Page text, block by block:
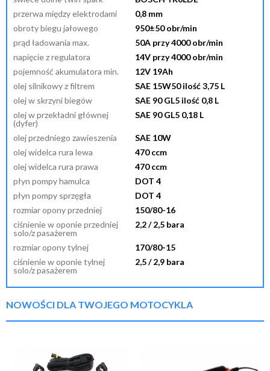
przerwa między elektrodami
0,8 mm
obroty biegu jałowego
950±50 obr/min
prąd ładowania max.
50A przy 4000 obr/min
napięcie z regulatora
14V przy 4000 obr/min
pojemność akumulatora min.
12V 19Ah
olej silnikowy z filtrem
SAE 15W50 ilość 3,75 L
olej w skrzyni biegów
SAE 90 GL5 ilość 0,8 L
olej w przekładni głównej
(dyfer)
SAE 90 GL5 0,18 L
olej przedniego zawieszenia
SAE 10W
olej widelca rura lewa
470 ccm
olej widelca rura prawa
470 ccm
płyn pompy hamulca
DOT 4
płyn pompy sprzęgła
DOT 4
rozmiar opony przedniej
150/80-16
ciśnienie w oponie przedniej
solo/z pasażerem
2,2 / 2,5 bara
rozmiar opony tylnej
170/80-15
ciśnienie w oponie tylnej
solo/z pasażerem
2,5 / 2,9 bara
NOWOŚCI DLA TWOJEGO MOTOCYKLA